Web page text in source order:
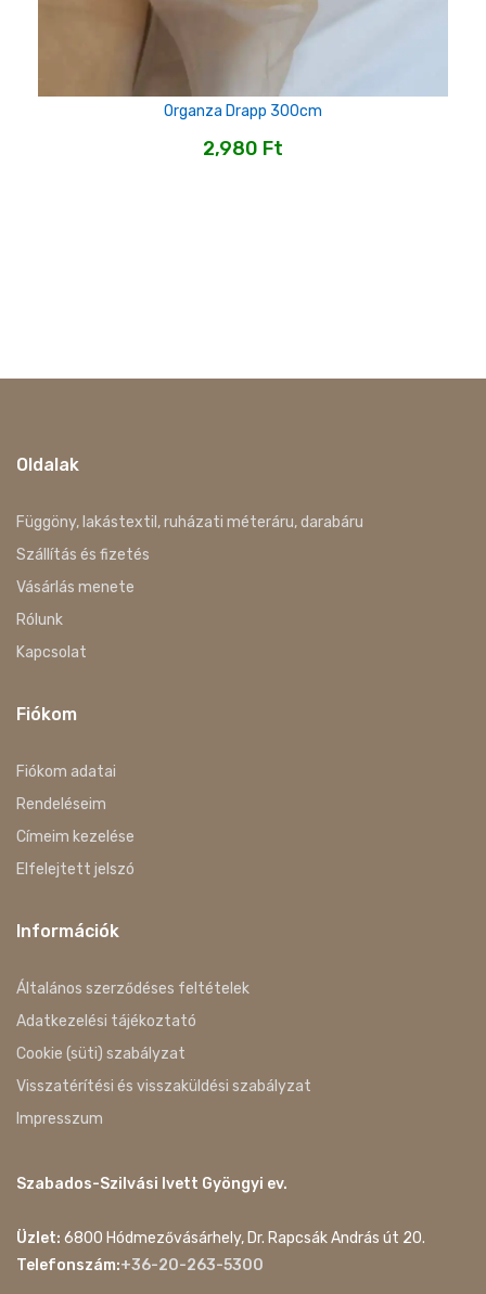
Organza Drapp 300cm
2,980 Ft
Oldalak
Függöny, lakástextil, ruházati méteráru, darabáru
Szállítás és fizetés
Vásárlás menete
Rólunk
Kapcsolat
Fiókom
Fiókom adatai
Rendeléseim
Címeim kezelése
Elfelejtett jelszó
Információk
Általános szerződéses feltételek
Adatkezelési tájékoztató
Cookie (süti) szabályzat
Visszatérítési és visszaküldési szabályzat
Impresszum
Szabados-Szilvási Ivett Gyöngyi ev.
Üzlet: 6800 Hódmezővásárhely, Dr. Rapcsák András út 20.
Telefonszám:+36-20-263-5300